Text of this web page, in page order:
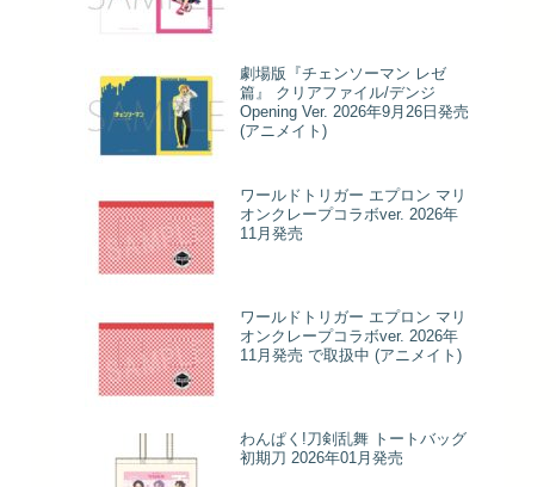
劇場版『チェンソーマン レゼ
篇』 クリアファイル/デンジ
Opening Ver. 2026年9月26日発売
(アニメイト)
ワールドトリガー エプロン マリ
オンクレープコラボver. 2026年
11月発売
ワールドトリガー エプロン マリ
オンクレープコラボver. 2026年
11月発売 で取扱中 (アニメイト)
わんぱく!刀剣乱舞 トートバッグ
初期刀 2026年01月発売